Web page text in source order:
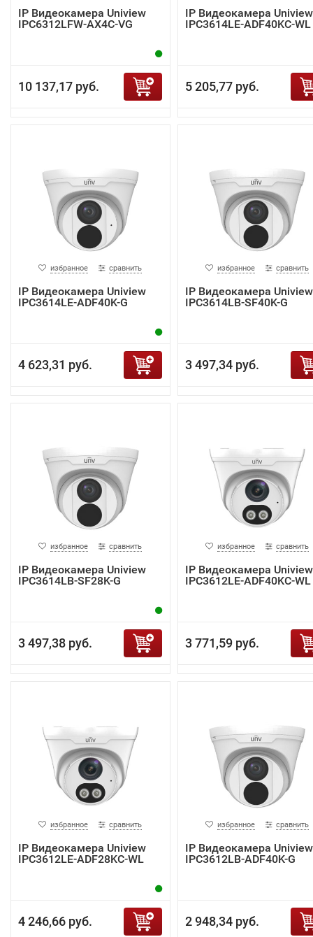
IP Видеокамера Uniview
IPC6312LFW-AX4C-VG
10 137,17 руб.
IP Видеокамера Uniview
IPC3614LE-ADF40KC-WL
5 205,77 руб.
избранное сравнить
IP Видеокамера Uniview
IPC3614LE-ADF40K-G
4 623,31 руб.
избранное сравнить
IP Видеокамера Uniview
IPC3614LB-SF40K-G
3 497,34 руб.
избранное сравнить
IP Видеокамера Uniview
IPC3614LB-SF28K-G
3 497,38 руб.
избранное сравнить
IP Видеокамера Uniview
IPC3612LE-ADF40KC-WL
3 771,59 руб.
избранное сравнить
IP Видеокамера Uniview
IPC3612LE-ADF28KC-WL
4 246,66 руб.
избранное сравнить
IP Видеокамера Uniview
IPC3612LB-ADF40K-G
2 948,34 руб.